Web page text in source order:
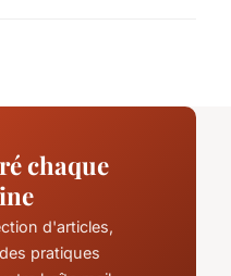
chaque
d'articles,
pratiques